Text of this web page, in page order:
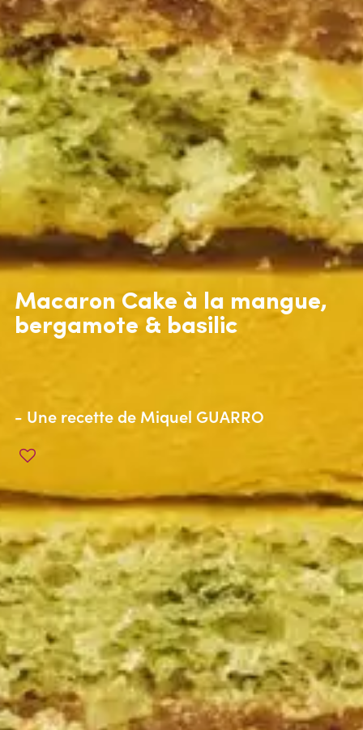
Macaron Cake à la mangue,
bergamote & basilic
- Une recette de Miquel GUARRO